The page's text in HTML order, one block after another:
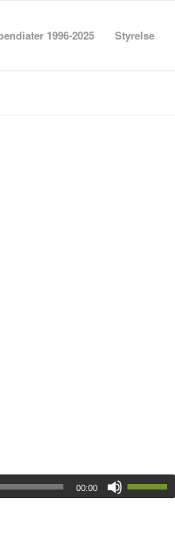
1996-2025 Styrelse
00:00